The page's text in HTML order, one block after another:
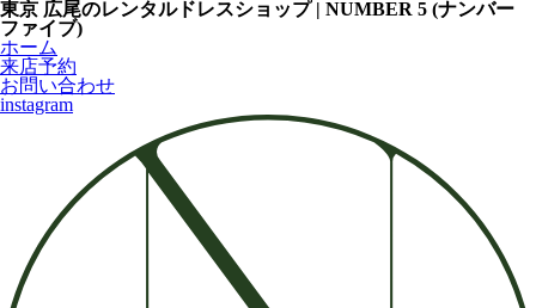
東京 広尾のレンタルドレスショップ | NUMBER 5 (ナンバー
ファイブ)
ホーム
来店予約
お問い合わせ
instagram